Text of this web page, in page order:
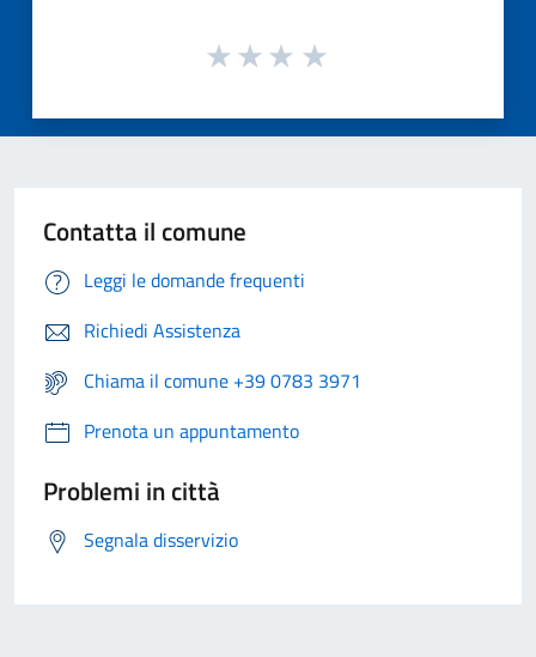
Contatta il comune
Leggi le domande frequenti
Richiedi Assistenza
Chiama il comune +39 0783 3971
Prenota un appuntamento
Problemi in città
Segnala disservizio